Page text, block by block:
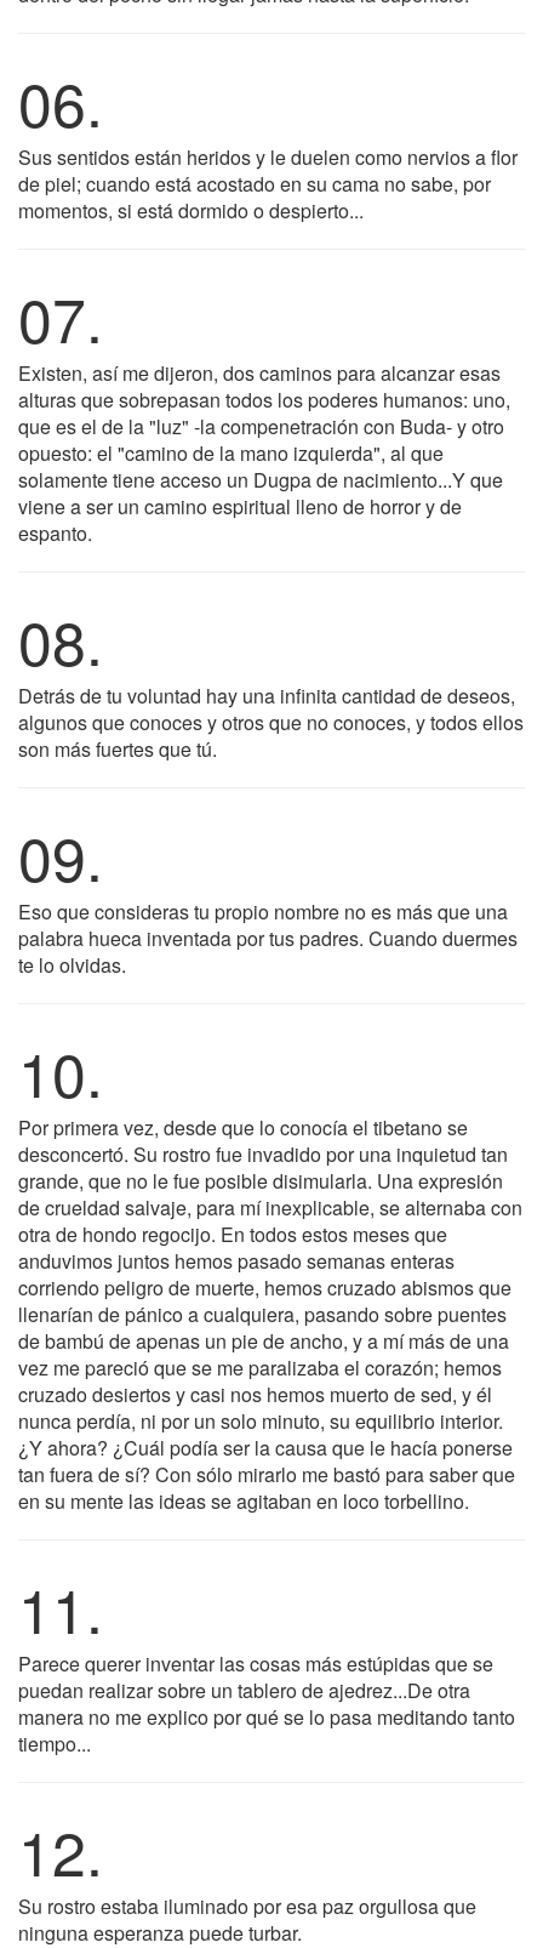
06.
Sus sentidos están heridos y le duelen como nervios a flor
de piel; cuando está acostado en su cama no sabe, por
momentos, si está dormido o despierto...
07.
Existen, así me dijeron, dos caminos para alcanzar esas
alturas que sobrepasan todos los poderes humanos: uno,
que es el de la "luz" -la compenetración con Buda- y otro
opuesto: el "camino de la mano izquierda", al que
solamente tiene acceso un Dugpa de nacimiento...Y que
viene a ser un camino espiritual lleno de horror y de
espanto.
08.
Detrás de tu voluntad hay una infinita cantidad de deseos,
algunos que conoces y otros que no conoces, y todos ellos
son más fuertes que tú.
09.
Eso que consideras tu propio nombre no es más que una
palabra hueca inventada por tus padres. Cuando duermes
te lo olvidas.
10.
Por primera vez, desde que lo conocía el tibetano se
desconcertó. Su rostro fue invadido por una inquietud tan
grande, que no le fue posible disimularla. Una expresión
de crueldad salvaje, para mí inexplicable, se alternaba con
otra de hondo regocijo. En todos estos meses que
anduvimos juntos hemos pasado semanas enteras
corriendo peligro de muerte, hemos cruzado abismos que
llenarían de pánico a cualquiera, pasando sobre puentes
de bambú de apenas un pie de ancho, y a mí más de una
vez me pareció que se me paralizaba el corazón; hemos
cruzado desiertos y casi nos hemos muerto de sed, y él
nunca perdía, ni por un solo minuto, su equilibrio interior.
¿Y ahora? ¿Cuál podía ser la causa que le hacía ponerse
tan fuera de sí? Con sólo mirarlo me bastó para saber que
en su mente las ideas se agitaban en loco torbellino.
11.
Parece querer inventar las cosas más estúpidas que se
puedan realizar sobre un tablero de ajedrez...De otra
manera no me explico por qué se lo pasa meditando tanto
tiempo...
12.
Su rostro estaba iluminado por esa paz orgullosa que
ninguna esperanza puede turbar.